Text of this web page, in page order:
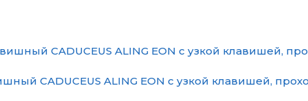
CADUCEUS ALING EON с узкой клавишей,